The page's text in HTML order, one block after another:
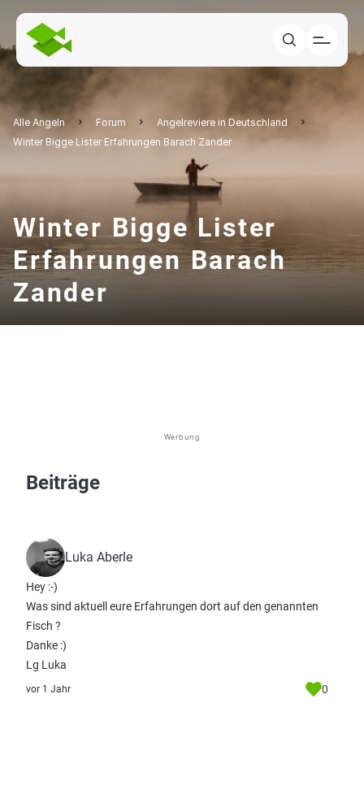
Alle Angeln Forum
Angelreviere in Deutschland
Winter Bigge Lister Erfahrungen Barach Zander
Winter Bigge Lister
Erfahrungen Barach
Zander
Werbung
Beiträge
Luka Aberle
Hey :-)
Was sind aktuell eure Erfahrungen dort auf den genannten
Fisch ?
Danke :)
Lg Luka
vor 1 Jahr 0